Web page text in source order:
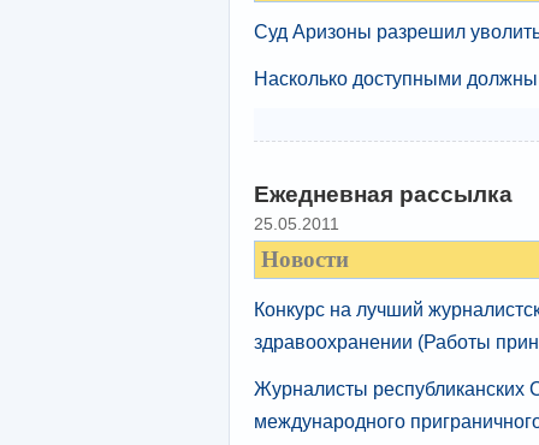
Суд Аризоны разрешил
Насколько доступными
Ежедневная рассылка
25.05.2011
Новости
Конкурс на лучший
здравоохранении (Работы
Журналисты
международного